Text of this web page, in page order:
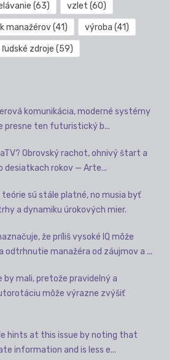
(63) vzlet (60)
manažérov(41) výroba (41)
ľudské zdroje (59)
komunikácia, moderné systémy
presne ten futuristický b...
Obrovský rachot, ohnivý štart a
desiatkach rokov — Arte...
teórie sú stále platné, no musia byť
a dynamiku úrokových mier.
že príliš vysoké IQ môže
odtrhnutie manažéra od záujmov a ...
by mali, pretože pravidelný a
môže výrazne zvýšiť
hints at this issue by noting that
information and is less e...